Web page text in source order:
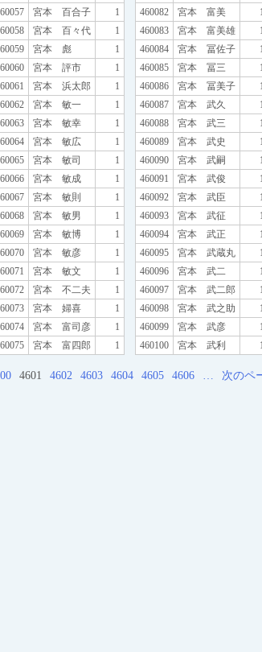
宮本 百合子
1
宮本 百々代
1
宮本 彪
1
宮本 評市
1
宮本 浜太郎
1
宮本 敏一
1
宮本 敏幸
1
宮本 敏広
1
宮本 敏司
1
宮本 敏成
1
宮本 敏則
1
宮本 敏男
1
宮本 敏博
1
宮本 敏彦
1
宮本 敏文
1
宮本 不二夫
1
宮本 婦喜
1
宮本 富司彦
1
宮本 富四郎 1
460082
宮本 富美
460083
宮本 富美雄
460084
宮本 冨佐子
460085
宮本 冨三
460086
宮本 冨美子
460087
宮本 武久
460088
宮本 武三
460089
宮本 武史
460090
宮本 武嗣
460091
宮本 武俊
460092
宮本 武臣
460093
宮本 武征
460094
宮本 武正
460095
宮本 武蔵丸
460096
宮本 武二
460097
宮本 武二郎
460098
宮本 武之助
460099
宮本 武彦
460100
宮本 武利
4601 4602 4603 4604 4605 4606 … 次のペ